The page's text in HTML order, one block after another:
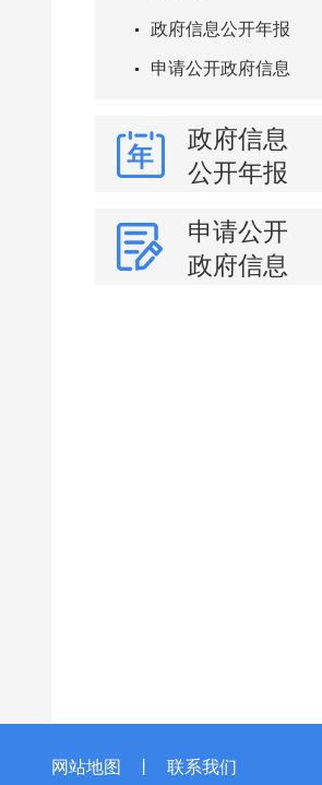
政府信息公开年报
申请公开政府信息
政府信息
公开年报
申请公开
政府信息
网站地图 联系我们